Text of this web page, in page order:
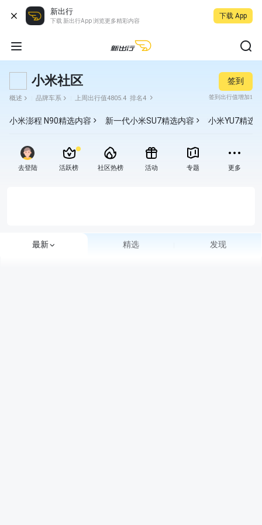
新出行
下载 新出行App 浏览更多精彩内容
下载 App
小米社区
概述 品牌车系 上周出行值4805.4 排名4
签到
签到出行值增加1
小米澎程 N90精选内容 新一代小米SU7精选内容 小米YU7精选
去登陆 活跃榜 社区热榜 活动 专题 更多
最新 精选 发现